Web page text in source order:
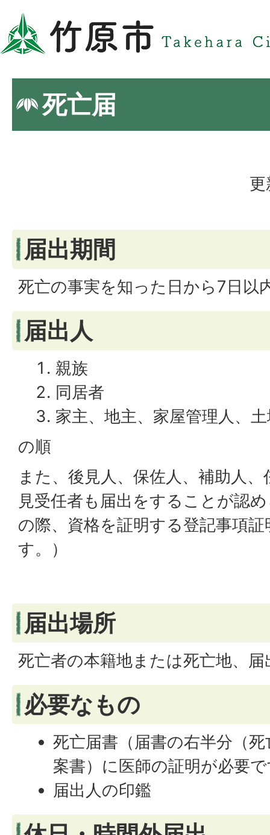
死亡届
届出期間
死亡の事実を知った日から7日以
届出人
親族
同居者
家主、地主、家屋管理人、
の順
また、後見人、保佐人、補助人
見受任者も届出をすることが認
の際、資格を証明する登記事項
す。）
届出場所
死亡者の本籍地または死亡地、
必要なもの
死亡届書（届書の右半分（
案書）に医師の証明が必要
届出人の印鑑